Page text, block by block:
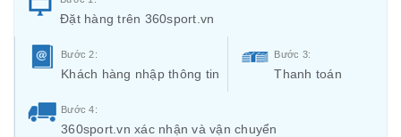
Đặt hàng trên 360sport.vn
Bước 2:
Khách hàng nhập thông tin
Bước 3:
Thanh toán
Bước 4:
360sport.vn xác nhận và vận chuyển